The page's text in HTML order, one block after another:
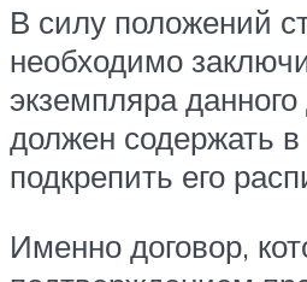
В силу положений
необходимо
экземпляра
должен содержать в
подкрепить его
Именно договор,